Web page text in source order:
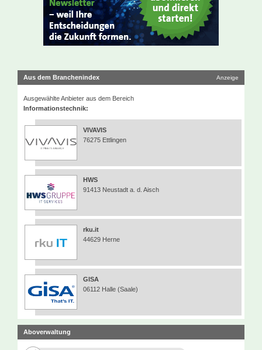
Aus dem Branchenindex Anzeige
Ausgewählte Anbieter aus dem Bereich
Informationstechnik:
VIVAVIS
76275 Ettlingen
HWS
91413 Neustadt a. d. Aisch
rku.it
44629 Herne
GISA
06112 Halle (Saale)
Aboverwaltung